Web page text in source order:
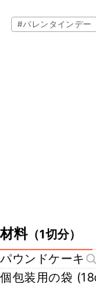
ね。プレゼントや
#バレンタインデー
材料（1切分）
パウンドケーキ
個包装用の袋